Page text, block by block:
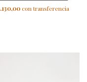
con transferencia